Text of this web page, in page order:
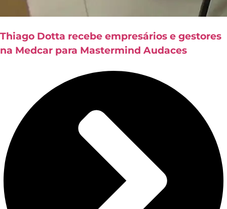
Thiago Dotta recebe empresários e gestores
na Medcar para Mastermind Audaces